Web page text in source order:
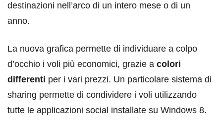
destinazioni nell’arco di un intero mese o di un
anno.
La nuova grafica permette di individuare a colpo
d’occhio i voli più economici, grazie a colori
differenti per i vari prezzi. Un particolare sistema di
sharing permette di condividere i voli utilizzando
tutte le applicazioni social installate su Windows 8.